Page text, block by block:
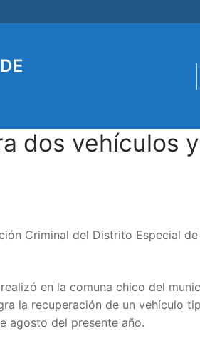
dos vehículos
Criminal del Distrito Especial
en la comuna chico del
la recuperación de un vehículo
agosto del presente año.